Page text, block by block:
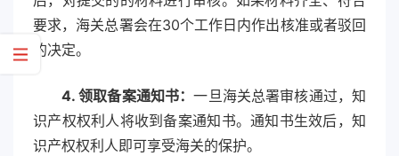
要求，海关总署会在30个工作日内作出核准或者驳回
的决定。
4. 领取备案通知书：一旦海关总署审核通过，知
识产权权利人将收到备案通知书。通知书生效后，知
识产权权利人即可享受海关的保护。